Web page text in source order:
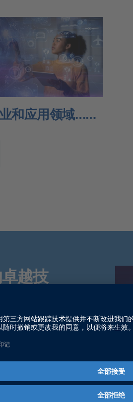
和应用领域……
越技
其市场成
如何确保
决方